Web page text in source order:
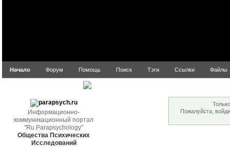
Начало Форум Помощь Поиск Тэги Ссылки Файлы
Информационно-
коммуникационный портал
"Ru.Parapsychology"
Общества Психических
Исследований
Пожалуйста,